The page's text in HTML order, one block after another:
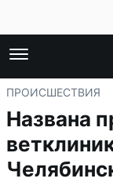
ПРОИСШЕСТВИЯ
Названа